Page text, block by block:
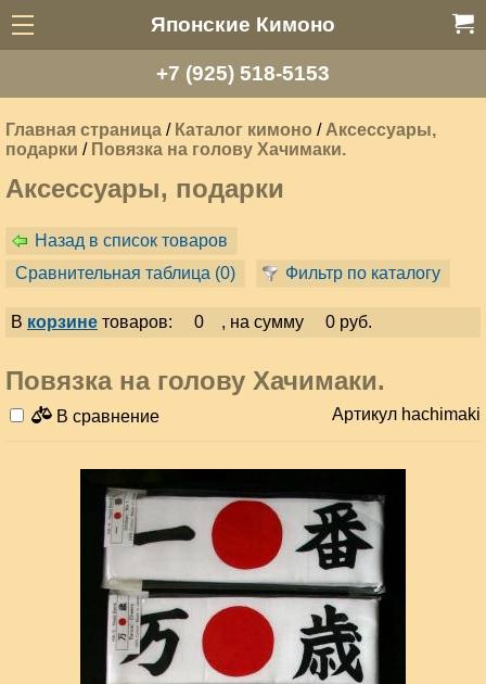
Японские Кимоно
+7 (925) 518-5153
Главная страница / Каталог кимоно / Аксессуары,
подарки / Повязка на голову Хачимаки.
Аксессуары, подарки
Назад в список товаров
Сравнительная таблица (0) Фильтр по каталогу
В корзинетоваров: 0 , на сумму 0 руб.
Повязка на голову Хачимаки.
В сравнение Артикул hachimaki